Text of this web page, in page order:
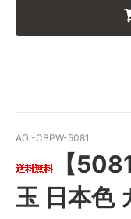
AGI-CBPW-5081
【
玉 日本色